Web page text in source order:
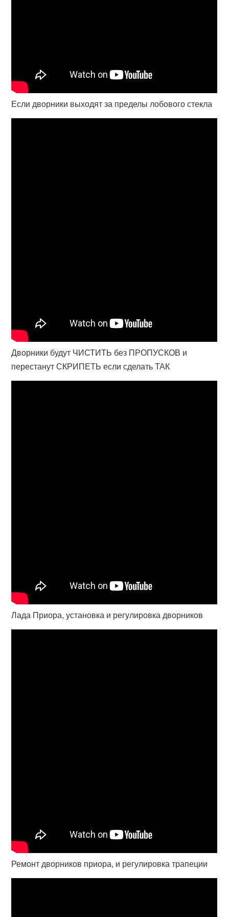
Если дворники выходят за пределы лобового стекла
Дворники будут ЧИСТИТЬ без ПРОПУСКОВ и
перестанут СКРИПЕТЬ если сделать ТАК
Лада Приора, установка и регулировка дворников
Ремонт дворников приора, и регулировка трапеции